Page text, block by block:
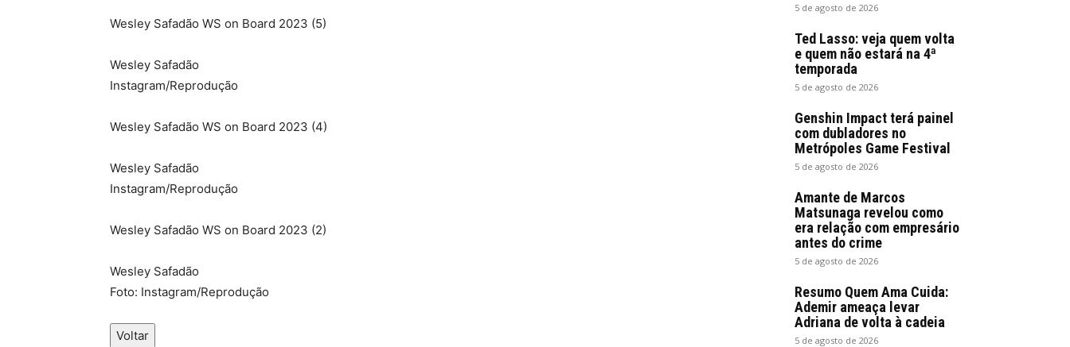
Wesley Safadão WS on Board 2023 (5)
Wesley Safadão
Instagram/Reprodução
Wesley Safadão WS on Board 2023 (4)
Wesley Safadão
Instagram/Reprodução
Wesley Safadão WS on Board 2023 (2)
Wesley Safadão
Foto: Instagram/Reprodução
Voltar
5 de agosto de 2026
Ted Lasso: veja quem volta
e quem não estará na 4ª
temporada
5 de agosto de 2026
Genshin Impact terá painel
com dubladores no
Metrópoles Game Festival
5 de agosto de 2026
Amante de Marcos
Matsunaga revelou como
era relação com empresário
antes do crime
5 de agosto de 2026
Resumo Quem Ama Cuida:
Ademir ameaça levar
Adriana de volta à cadeia
5 de agosto de 2026